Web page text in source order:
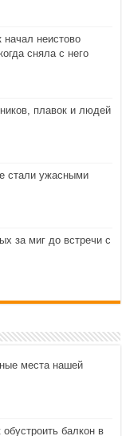
неистово
сняла с него
плавок и людей
стали ужасными
за миг до встречи с
места нашей
балкон в